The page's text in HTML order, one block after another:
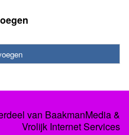
van BaakmanMedia&
Vrolijk Internet Services